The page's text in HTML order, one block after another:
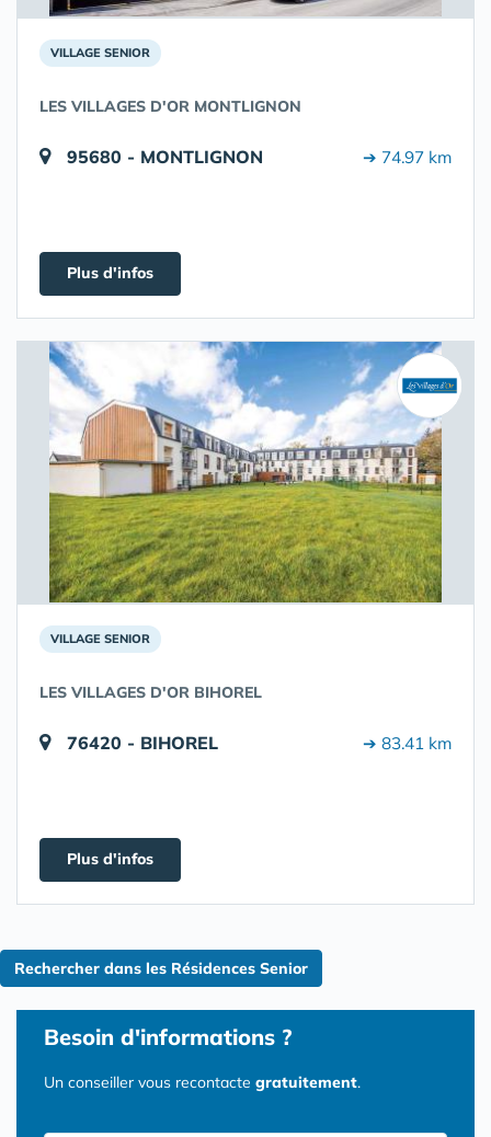
VILLAGE SENIOR
LES VILLAGES D'OR MONTLIGNON
95680 - MONTLIGNON ➔ 74.97 km
Plus d'infos
VILLAGE SENIOR
LES VILLAGES D'OR BIHOREL
76420 - BIHOREL ➔ 83.41 km
Plus d'infos
Rechercher dans les Résidences Senior
Besoin d'informations ?
Un conseiller vous recontacte gratuitement.